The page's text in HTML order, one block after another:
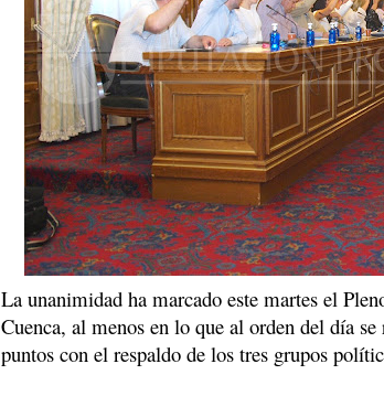
La unanimidad ha marcado este martes el
Cuenca, al menos en lo que al orden del día
puntos con el respaldo de los tres grupos